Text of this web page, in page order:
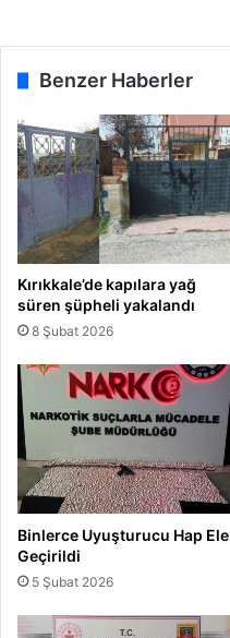
n
a
y
ı
Benzer Haberler
Kırıkkale’de kapılara yağ
süren şüpheli yakalandı
8 Şubat 2026
Binlerce Uyuşturucu Hap Ele
Geçirildi
5 Şubat 2026